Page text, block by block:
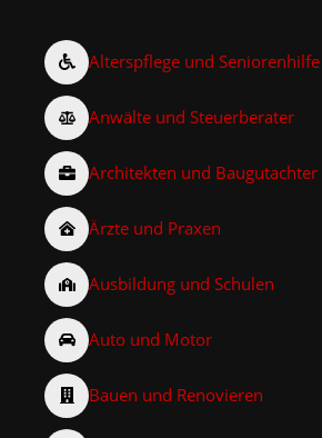
Alterspflege und Seniorenhilfe
Anwälte und Steuerberater
Architekten und Baugutachter
Ärzte und Praxen
Ausbildung und Schulen
Auto und Motor
Bauen und Renovieren